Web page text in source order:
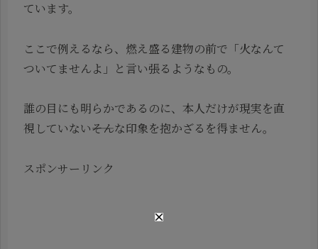
ています。
ここで例えるなら、燃え盛る建物の前で「火なんて
ついてませんよ」と言い張るようなもの。
誰の目にも明らかであるのに、本人だけが現実を直
視していない――そんな印象を抱かざるを得ません。
スポンサーリンク